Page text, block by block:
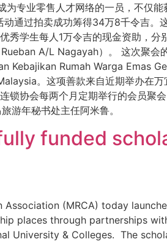
专业零售人才网络的一员，不仅
通过拍卖成功筹得34万8千令吉。
秀学生每人1万令吉的现金资助，
A/L Nagayah）。 这次聚会
Kebajikan Rumah Warga Emas
。这项善款来自近期举办在
锁协会每两个月定期举行的会员聚
游年秘书处主任阿米鲁。
funded
Association (MRCA) today
places through partnerships
University & Colleges. The